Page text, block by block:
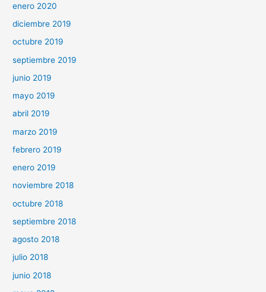
enero 2020
diciembre 2019
octubre 2019
septiembre 2019
junio 2019
mayo 2019
abril 2019
marzo 2019
febrero 2019
enero 2019
noviembre 2018
octubre 2018
septiembre 2018
agosto 2018
julio 2018
junio 2018